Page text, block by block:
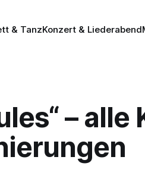
& TanzKonzert & Liederabend
– alle